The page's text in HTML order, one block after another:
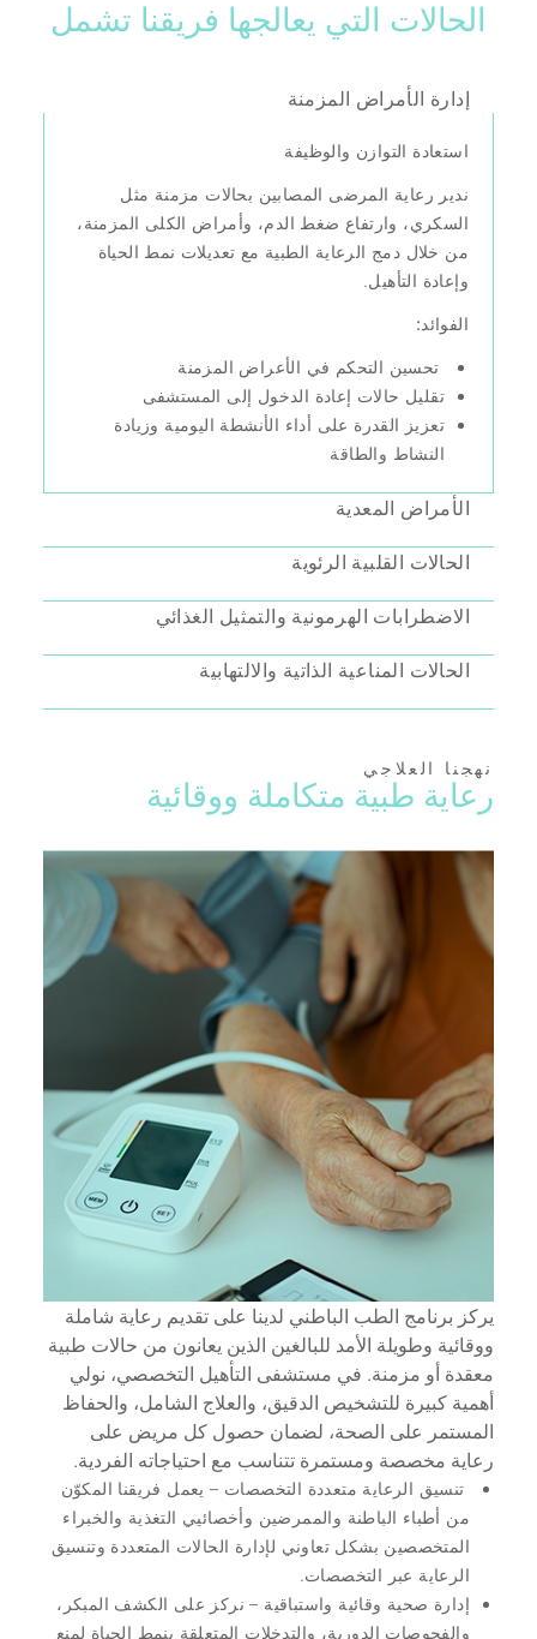
الحالات التي يعالجها فريقنا تشمل
إدارة الأمراض المزمنة
استعادة التوازن والوظيفة
ندير رعاية المرضى المصابين بحالات مزمنة مثل
السكري، وارتفاع ضغط الدم، وأمراض الكلى المزمنة،
من خلال دمج الرعاية الطبية مع تعديلات نمط الحياة
وإعادة التأهيل.
الفوائد:
تحسين التحكم في الأعراض المزمنة
تقليل حالات إعادة الدخول إلى المستشفى
تعزيز القدرة على أداء الأنشطة اليومية وزيادة
النشاط والطاقة
الأمراض المعدية
الحالات القلبية الرئوية
الاضطرابات الهرمونية والتمثيل الغذائي
الحالات المناعية الذاتية والالتهابية
نهجنا العلاجي
رعاية طبية متكاملة ووقائية
يركز برنامج الطب الباطني لدينا على تقديم رعاية شاملة
ووقائية وطويلة الأمد للبالغين الذين يعانون من حالات طبية
معقدة أو مزمنة. في مستشفى التأهيل التخصصي، نولي
أهمية كبيرة للتشخيص الدقيق، والعلاج الشامل، والحفاظ
المستمر على الصحة، لضمان حصول كل مريض على
رعاية مخصصة ومستمرة تتناسب مع احتياجاته الفردية.
تنسيق الرعاية متعددة التخصصات – يعمل فريقنا المكوّن
من أطباء الباطنة والممرضين وأخصائيي التغذية والخبراء
المتخصصين بشكل تعاوني لإدارة الحالات المتعددة وتنسيق
الرعاية عبر التخصصات.
إدارة صحية وقائية واستباقية – نركز على الكشف المبكر،
والفحوصات الدورية، والتدخلات المتعلقة بنمط الحياة لمنع